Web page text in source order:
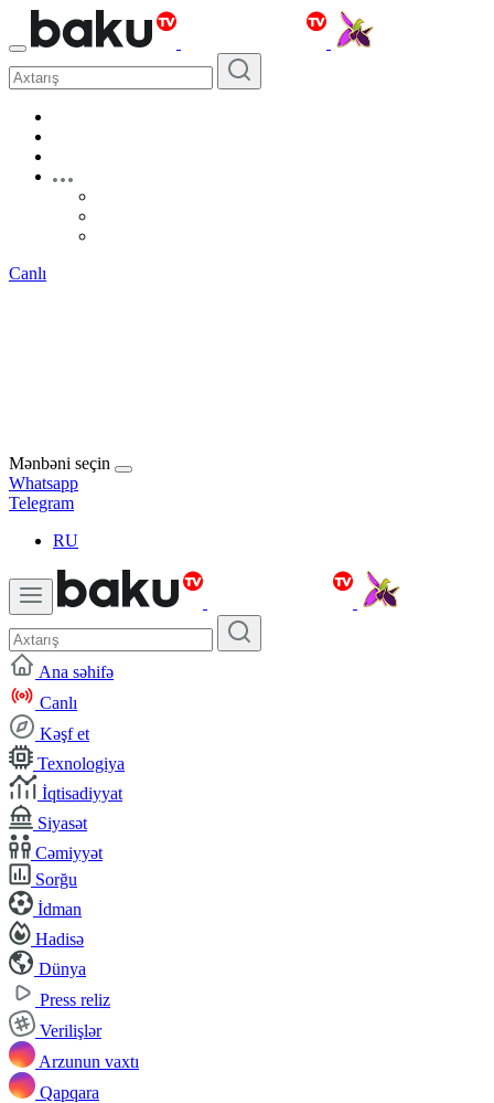
Canlı
Mənbəni seçin
Whatsapp
Telegram
RU
Ana səhifə
Canlı
Kəşf et
Texnologiya
İqtisadiyyat
Siyasət
Cəmiyyət
Sorğu
İdman
Hadisə
Dünya
Press reliz
Verilişlər
Arzunun vaxtı
Qapqara